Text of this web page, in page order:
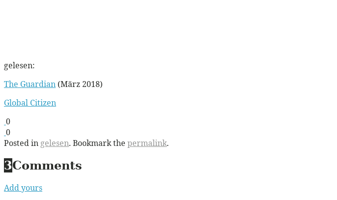
gelesen:
The Guardian (März 2018)
Global Citizen
0
0
Posted in gelesen. Bookmark the permalink.
3Comments
Add yours